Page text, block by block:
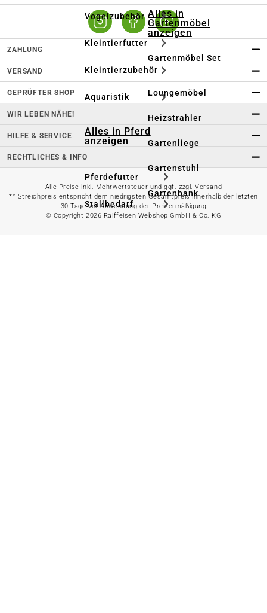
Vogelzubehör
Kleintierfutter
Kleintierzubehör
Aquaristik
Alles in Pferd
anzeigen
Pferdefutter
Stallbedarf
Alles in
Gartenmöbel
anzeigen
Gartenmöbel Set
Loungemöbel
Heizstrahler
Gartenliege
Gartenstuhl
Gartenbank
Gartentisch
ZAHLUNG
VERSAND
GEPRÜFTER SHOP
WIR LEBEN NÄHE!
HILFE & SERVICE
RECHTLICHES & INFO
Alle Preise inkl. Mehrwertsteuer und ggf. zzgl. Versand
** Streichpreis entspricht dem niedrigsten Gesamtpreis innerhalb der letzten
30 Tage vor Anwendung der Preisermäßigung
© Copyright 2026 Raiffeisen Webshop GmbH & Co. KG